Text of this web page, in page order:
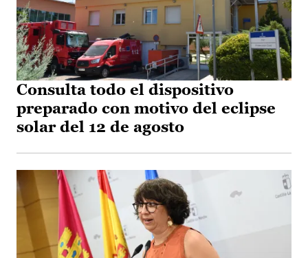
Consulta todo el dispositivo
preparado con motivo del eclipse
solar del 12 de agosto